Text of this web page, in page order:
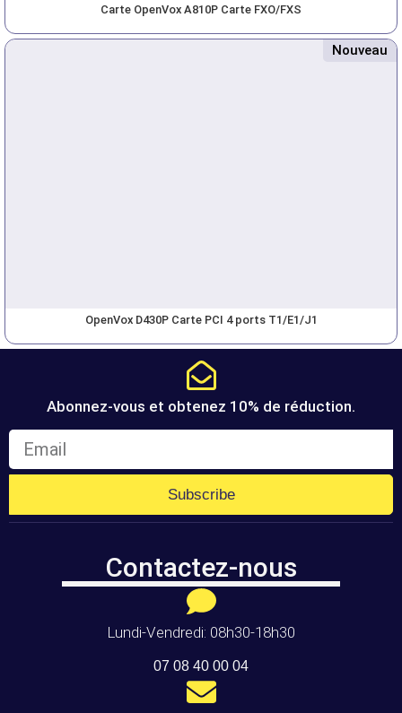
Carte OpenVox A810P Carte FXO/FXS
Nouveau
OpenVox D430P Carte PCI 4 ports T1/E1/J1
Abonnez-vous et obtenez 10% de réduction.
Subscribe
Contactez-nous
Lundi-Vendredi: 08h30-18h30
07 08 40 00 04